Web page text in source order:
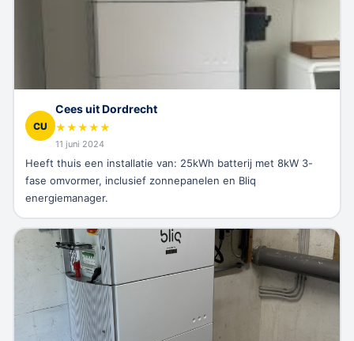
CU
Cees uit Dordrecht
★★★★★
11 juni 2024
Heeft thuis een installatie van: 25kWh batterij met 8kW 3-
fase omvormer, inclusief zonnepanelen en Bliq
energiemanager.